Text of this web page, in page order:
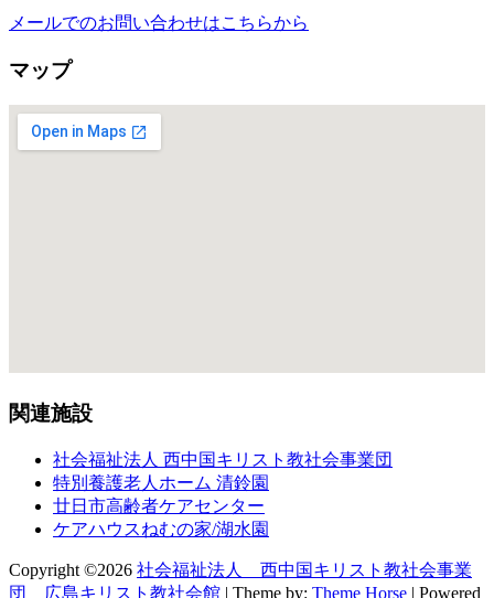
メールでのお問い合わせはこちらから
マップ
関連施設
社会福祉法人 西中国キリスト教社会事業団
特別養護老人ホーム 清鈴園
廿日市高齢者ケアセンター
ケアハウスねむの家/湖水園
Copyright ©2026 社会福祉法人 西中国キリスト教社会事業
団 広島キリスト教社会館 | Theme by: Theme Horse | Powered